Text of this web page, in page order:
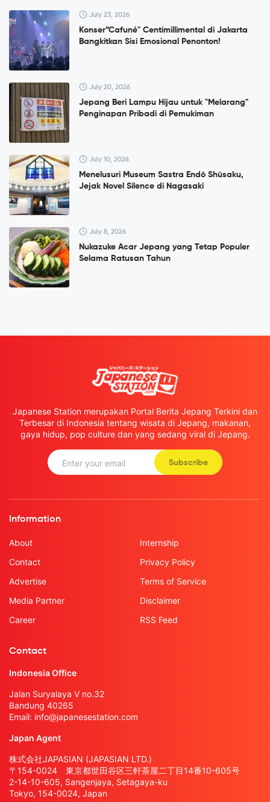
July 23, 2026
Konser”Cafuné" Centimillimental di Jakarta
Bangkitkan Sisi Emosional Penonton!
July 20, 2026
Jepang Beri Lampu Hijau untuk "Melarang"
Penginapan Pribadi di Pemukiman
July 10, 2026
Menelusuri Museum Sastra Endō Shūsaku,
Jejak Novel Silence di Nagasaki
July 8, 2026
Nukazuke Acar Jepang yang Tetap Populer
Selama Ratusan Tahun
Japanese Station merupakan Portal Berita Jepang Terkini dan
Terbesar di Indonesia tentang wisata di Jepang, makanan,
gaya hidup, pop culture dan yang sedang viral di Jepang.
Subscribe
Information
About
Contact
Advertise
Media Partner
Career
Internship
Privacy Policy
Terms of Service
Disclaimer
RSS Feed
Contact
Indonesia Office
Jalan Suryalaya V no.32
Bandung 40265
Email: info@japanesestation.com
Japan Agent
株式会社JAPASIAN (JAPASIAN LTD.)
〒154-0024 東京都世田谷区三軒茶屋二丁目14番10-605号
2-14-10-605, Sangenjaya, Setagaya-ku
Tokyo, 154-0024, Japan